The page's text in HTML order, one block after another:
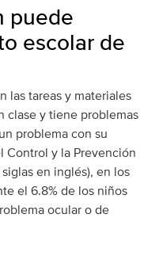
puede
escolar de
las tareas y materiales
clase y tiene problemas
problema con su
Control y la Prevención
en inglés), en los
el 6.8% de los niños
ocular o de